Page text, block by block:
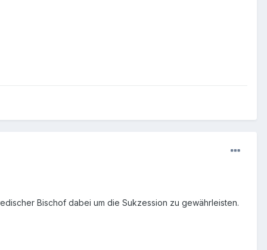
Bischof dabei um die Sukzession zu gewährleisten.